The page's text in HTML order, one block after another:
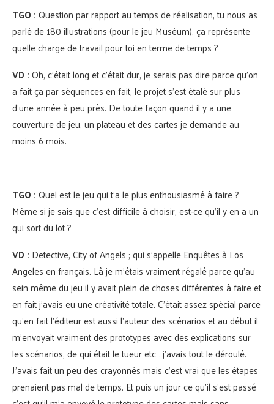
TGO :Question par rapport au temps de réalisation, tu nous as
parlé de 180 illustrations (pour le jeu Muséum), ça représente
quelle charge de travail pour toi en terme de temps ?
VD :Oh, c’était long et c’était dur, je serais pas dire parce qu’on
a fait ça par séquences en fait, le projet s’est étalé sur plus
d’une année à peu près. De toute façon quand il y a une
couverture de jeu, un plateau et des cartes je demande au
moins 6 mois.
TGO :Quel est le jeu qui t’a le plus enthousiasmé à faire ?
Même si je sais que c’est difficile à choisir, est-ce qu’il y en a un
qui sort du lot ?
VD : Detective, City of Angels ; qui s’appelle Enquêtes à Los
Angeles en français. Là je m’étais vraiment régalé parce qu’au
sein même du jeu il y avait plein de choses différentes à faire et
en fait j’avais eu une créativité totale. C’était assez spécial parce
qu’en fait l’éditeur est aussi l’auteur des scénarios et au début il
m’envoyait vraiment des prototypes avec des explications sur
les scénarios, de qui était le tueur etc… j’avais tout le déroulé.
J’avais fait un peu des crayonnés mais c’est vrai que les étapes
prenaient pas mal de temps. Et puis un jour ce qu’il s’est passé